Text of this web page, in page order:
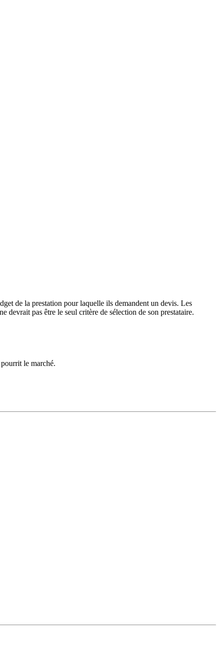
de la prestation pour laquelle ils demandent un devis. Les
devrait pas être le seul critère de sélection de son prestataire.
le marché.